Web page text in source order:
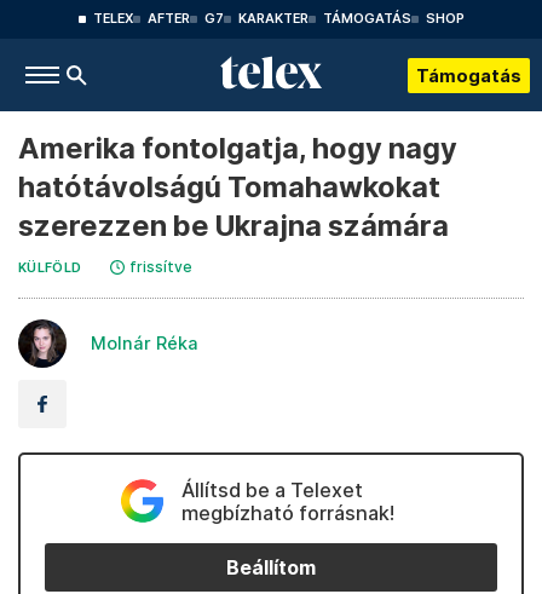
TELEX AFTER G7 KARAKTER TÁMOGATÁS SHOP
Támogatás
Amerika fontolgatja, hogy nagy
hatótávolságú Tomahawkokat
szerezzen be Ukrajna számára
KÜLFÖLD frissítve
Molnár Réka
Állítsd be a Telexet
megbízható forrásnak!
Beállítom